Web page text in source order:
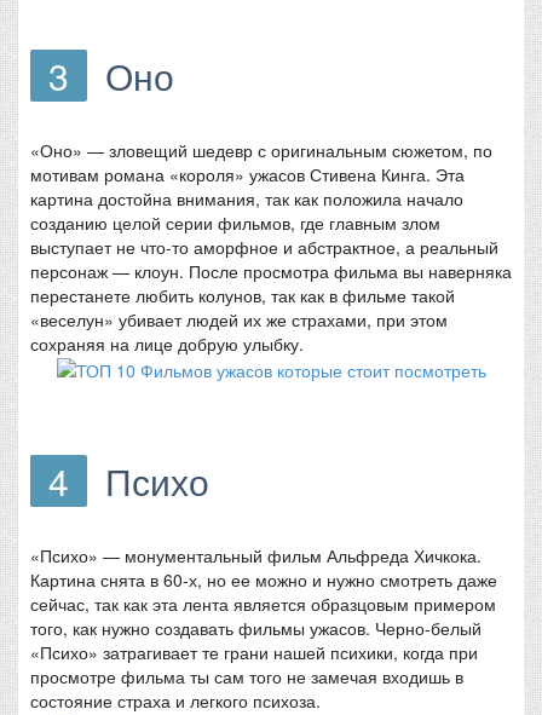
3 Оно
«Оно» — зловещий шедевр с оригинальным сюжетом, по
мотивам романа «короля» ужасов Стивена Кинга. Эта
картина достойна внимания, так как положила начало
созданию целой серии фильмов, где главным злом
выступает не что-то аморфное и абстрактное, а реальный
персонаж — клоун. После просмотра фильма вы наверняка
перестанете любить колунов, так как в фильме такой
«веселун» убивает людей их же страхами, при этом
сохраняя на лице добрую улыбку.
4 Психо
«Психо» — монументальный фильм Альфреда Хичкока.
Картина снята в 60-х, но ее можно и нужно смотреть даже
сейчас, так как эта лента является образцовым примером
того, как нужно создавать фильмы ужасов. Черно-белый
«Психо» затрагивает те грани нашей психики, когда при
просмотре фильма ты сам того не замечая входишь в
состояние страха и легкого психоза.